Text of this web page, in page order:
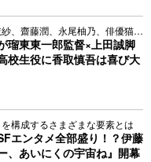
、齋藤潤、永尾柚乃、俳優猫の
瑠東東一郎監督×上田誠脚
校生役に香取慎吾は喜び大
構成するさまざまな要素とは
エンタメ全部盛り！？伊藤
、あいにくの宇宙ね』開幕